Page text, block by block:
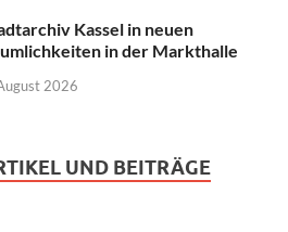
Kassel in neuen
in der Markthalle
2026
UND BEITRÄGE